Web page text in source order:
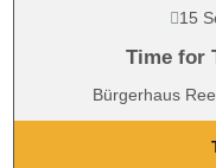
15
Time for
Bürgerhaus